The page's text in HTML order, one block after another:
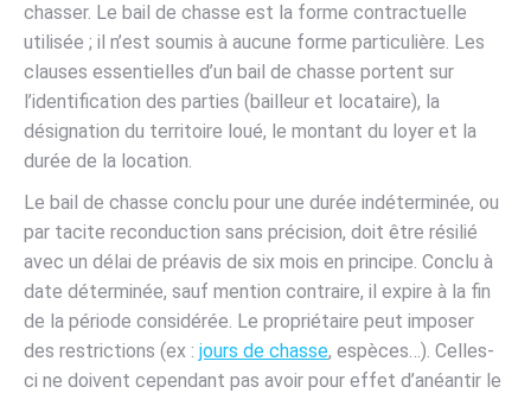
chasser. Le bail de chasse est la forme contractuelle
utilisée ; il n’est soumis à aucune forme particulière. Les
clauses essentielles d’un bail de chasse portent sur
l’identification des parties (bailleur et locataire), la
désignation du territoire loué, le montant du loyer et la
durée de la location.
Le bail de chasse conclu pour une durée indéterminée, ou
par tacite reconduction sans précision, doit être résilié
avec un délai de préavis de six mois en principe. Conclu à
date déterminée, sauf mention contraire, il expire à la fin
de la période considérée. Le propriétaire peut imposer
des restrictions (ex : jours de chasse, espèces…). Celles-
ci ne doivent cependant pas avoir pour effet d’anéantir le